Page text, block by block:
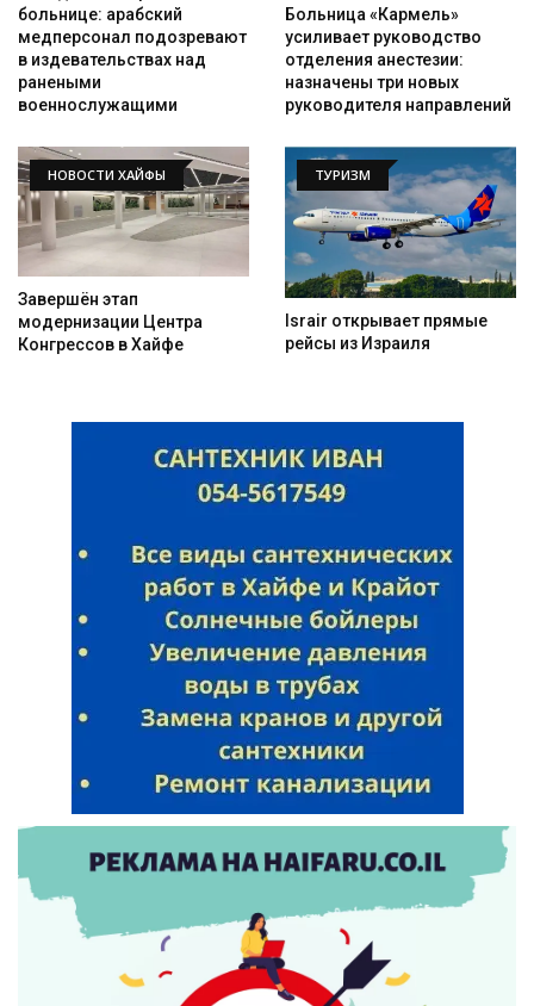
Искать
больнице: арабский
медперсонал подозревают
в издевательствах над
ранеными
военнослужащими
Больница «Кармель»
усиливает руководство
отделения анестезии:
назначены три новых
руководителя направлений
НОВОСТИ ХАЙФЫ
Завершён этап
модернизации Центра
Конгрессов в Хайфе
ТУРИЗМ
Israir открывает прямые
рейсы из Израиля